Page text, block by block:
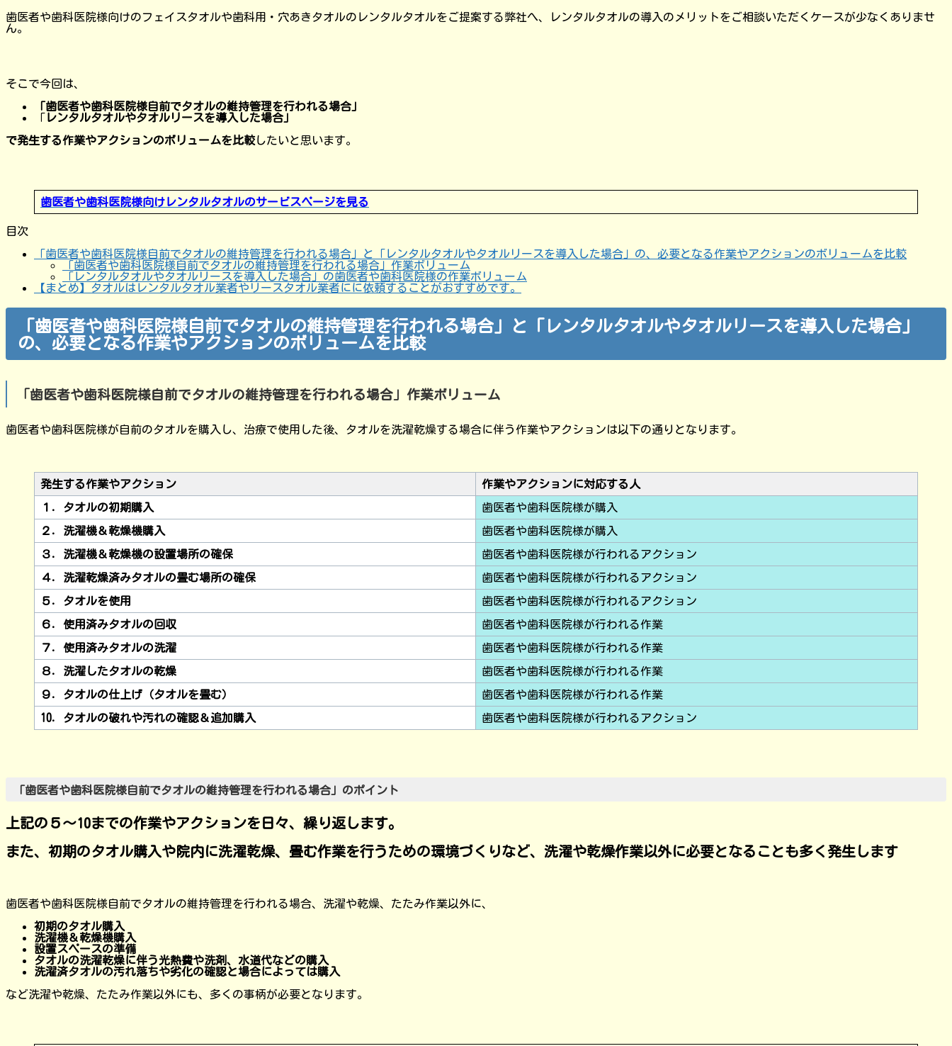
歯医者や歯科医院様向けのフェイスタオルや歯科用・穴あきタオルのレンタルタオルをご提案する弊社へ、レンタルタオルの導入のメリットをご相談いただくケースが少なくありませ
ん。
そこで今回は、
「歯医者や歯科医院様自前でタオルの維持管理を行われる場合」
「 レンタルタオルやタオルリースを導入した場合」
で発生する作業やアクションのボリュームを比較したいと思います。
歯医者や歯科医院様向けレンタルタオルのサービスページを見る
目次
「歯医者や歯科医院様自前でタオルの維持管理を行われる場合」と「レンタルタオルやタオルリースを導入した場合」の、必要となる作業やアクションのボリュームを比較
「歯医者や歯科医院様自前でタオルの維持管理を行われる場合」作業ボリューム
「レンタルタオルやタオルリースを導入した場合」の歯医者や歯科医院様の作業ボリューム
【まとめ】タオルはレンタルタオル業者やリースタオル業者にに依頼することがおすすめです。
「歯医者や歯科医院様自前でタオルの維持管理を行われる場合」と「レンタルタオルやタオルリースを導入した場合」
の、必要となる作業やアクションのボリュームを比較
「歯医者や歯科医院様自前でタオルの維持管理を行われる場合」作業ボリューム
歯医者や歯科医院様が自前のタオルを購入し、治療で使用した後、タオルを洗濯乾燥する場合に伴う作業やアクションは以下の通りとなります。
発生する作業やアクション 作業やアクションに対応する人
１．タオルの初期購入 歯医者や歯科医院様が購入
２．洗濯機＆乾燥機購入 歯医者や歯科医院様が購入
３．洗濯機＆乾燥機の設置場所の確保 歯医者や歯科医院様が行われるアクション
４．洗濯乾燥済みタオルの畳む場所の確保 歯医者や歯科医院様が行われるアクション
５．タオルを使用 歯医者や歯科医院様が行われるアクション
６．使用済みタオルの回収 歯医者や歯科医院様が行われる作業
７．使用済みタオルの洗濯 歯医者や歯科医院様が行われる作業
８．洗濯したタオルの乾燥 歯医者や歯科医院様が行われる作業
９．タオルの仕上げ（タオルを畳む） 歯医者や歯科医院様が行われる作業
10．タオルの破れや汚れの確認＆追加購入 歯医者や歯科医院様が行われるアクション
「歯医者や歯科医院様自前でタオルの維持管理を行われる場合」のポイント
上記の５～10までの作業やアクションを日々、繰り返します。
また、初期のタオル購入や院内に洗濯乾燥、畳む作業を行うための環境づくりなど、 洗濯や乾燥作業以外に必要となることも多く発生します
歯医者や歯科医院様自前でタオルの維持管理を行われる場合、洗濯や乾燥、たたみ作業以外に、
初期のタオル購入
洗濯機＆乾燥機購入
設置スペースの準備
タオルの洗濯乾燥に伴う光熱費や洗剤、水道代などの購入
洗濯済タオルの汚れ落ちや劣化の確認と場合によっては購入
など洗濯や乾燥、たたみ作業以外にも、多くの事柄が必要となります。